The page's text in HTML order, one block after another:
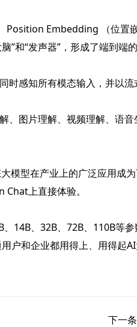
Embedding （位置
“发声器”，形成了端到端
知所有模态输入，并以流
片理解、视频理解、语
在产业上的广泛应用成
上直接体验。
、32B、72B、110B等
户和企业都用得上、用得起
下一